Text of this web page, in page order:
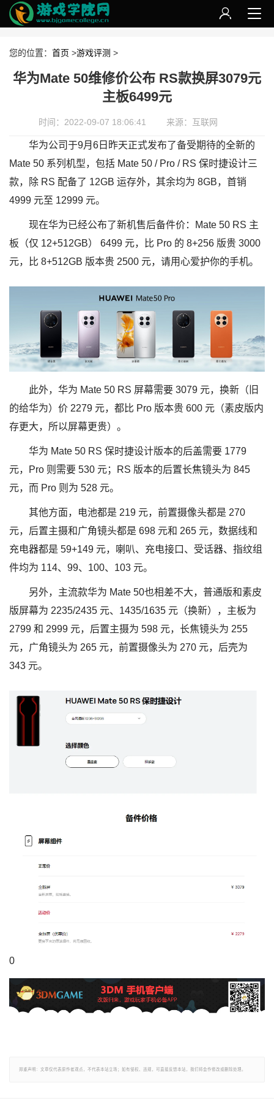
您的位置： 首页 >游戏评测 >
华为Mate 50维修价公布 RS款换屏3079元
主板6499元
时间：2022-09-07 18:06:41 来源：互联网
华为公司于9月6日昨天正式发布了备受期待的全新的
Mate 50 系列机型，包括 Mate 50 / Pro / RS 保时捷设计三
款，除 RS 配备了 12GB 运存外，其余均为 8GB，首销
4999 元至 12999 元。
现在华为已经公布了新机售后备件价：Mate 50 RS 主
板（仅 12+512GB） 6499 元，比 Pro 的 8+256 版贵 3000
元，比 8+512GB 版本贵 2500 元，请用心爱护你的手机。
此外，华为 Mate 50 RS 屏幕需要 3079 元，换新（旧
的给华为）价 2279 元，都比 Pro 版本贵 600 元（素皮版内
存更大，所以屏幕更贵）。
华为 Mate 50 RS 保时捷设计版本的后盖需要 1779
元，Pro 则需要 530 元；RS 版本的后置长焦镜头为 845
元，而 Pro 则为 528 元。
其他方面，电池都是 219 元，前置摄像头都是 270
元，后置主摄和广角镜头都是 698 元和 265 元，数据线和
充电器都是 59+149 元，喇叭、充电接口、受话器、指纹组
件均为 114、99、100、103 元。
另外，主流款华为 Mate 50也相差不大，普通版和素皮
版屏幕为 2235/2435 元、1435/1635 元（换新），主板为
2799 和 2999 元，后置主摄为 598 元，长焦镜头为 255
元，广角镜头为 265 元，前置摄像头为 270 元，后壳为
343 元。
0
郑重声明：文章仅代表原作者观点，不代表本站立场；如有侵权、违规，可直接反馈本站，我们将会作修改或删除处理。